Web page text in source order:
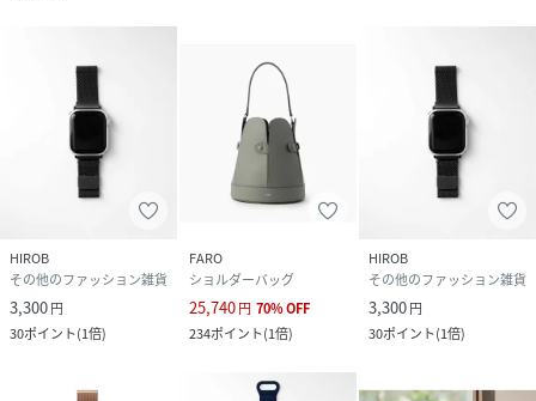
HIROB
その他のファッション雑貨
3,300円
30ポイント(1倍)
FARO
ショルダーバッグ
25,740円 70%OFF
234ポイント(1倍)
HIROB
その他のファッション雑貨
3,300円
30ポイント(1倍)